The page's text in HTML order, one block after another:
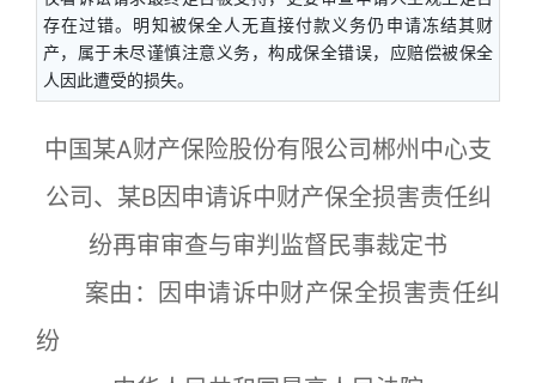
存在过错。明知被保全人无直接付款义务仍申请冻结其财
产，属于未尽谨慎注意义务，构成保全错误，应赔偿被保全
人因此遭受的损失。
中国某A财产保险股份有限公司郴州中心支
公司、某B因申请诉中财产保全损害责任纠
纷再审审查与审判监督民事裁定书
案由：因申请诉中财产保全损害责任纠
纷